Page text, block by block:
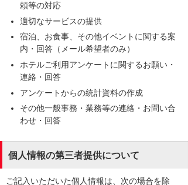
頼等の対応
適切なサービスの提供
宿泊、お食事、その他イベントに関する案
内・回答（メール希望者のみ）
ホテルご利用アンケートに関するお願い・
連絡・回答
アンケートからの統計資料の作成
その他一般事務・業務等の連絡・お問い合
わせ・回答
個人情報の第三者提供について
ご記入いただいた個人情報は、次の場合を除